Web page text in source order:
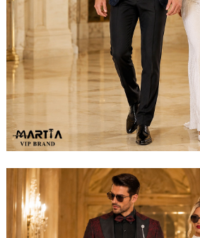
مشاهده ست کامل